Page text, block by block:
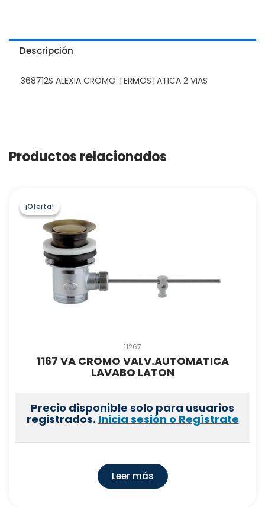
Descripción
368712S ALEXIA CROMO TERMOSTATICA 2 VIAS
Productos relacionados
¡Oferta!
¡Oferta!
11267
1167 VA CROMO VALV.AUTOMATICA
LAVABO LATON
Precio disponible solo para usuarios
registrados. Inicia sesión o Regístrate
Leer más